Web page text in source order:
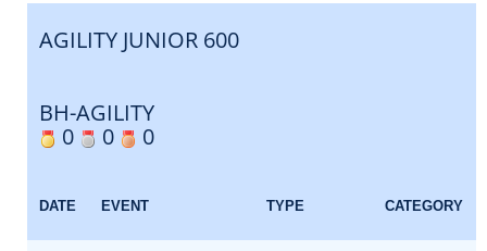
AGILITY JUNIOR 600
BH-AGILITY
0
0 0
DATE EVENT TYPE CATEGORY